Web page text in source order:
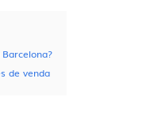
de venda